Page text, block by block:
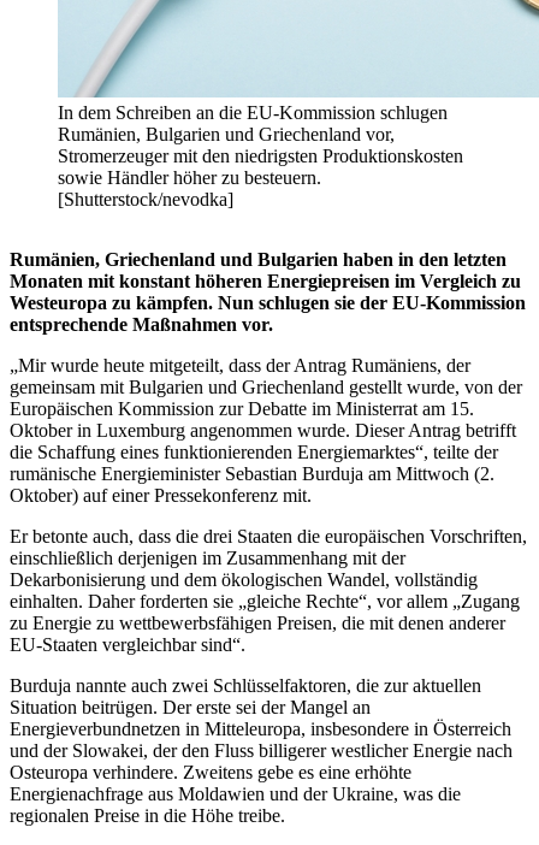
In dem Schreiben an die EU-Kommission schlugen
Rumänien, Bulgarien und Griechenland vor,
Stromerzeuger mit den niedrigsten Produktionskosten
sowie Händler höher zu besteuern.
[Shutterstock/nevodka]
Rumänien, Griechenland und Bulgarien haben in den letzten
Monaten mit konstant höheren Energiepreisen im Vergleich zu
Westeuropa zu kämpfen. Nun schlugen sie der EU-Kommission
entsprechende Maßnahmen vor.
„Mir wurde heute mitgeteilt, dass der Antrag Rumäniens, der
gemeinsam mit Bulgarien und Griechenland gestellt wurde, von der
Europäischen Kommission zur Debatte im Ministerrat am 15.
Oktober in Luxemburg angenommen wurde. Dieser Antrag betrifft
die Schaffung eines funktionierenden Energiemarktes“, teilte der
rumänische Energieminister Sebastian Burduja am Mittwoch (2.
Oktober) auf einer Pressekonferenz mit.
Er betonte auch, dass die drei Staaten die europäischen Vorschriften,
einschließlich derjenigen im Zusammenhang mit der
Dekarbonisierung und dem ökologischen Wandel, vollständig
einhalten. Daher forderten sie „gleiche Rechte“, vor allem „Zugang
zu Energie zu wettbewerbsfähigen Preisen, die mit denen anderer
EU-Staaten vergleichbar sind“.
Burduja nannte auch zwei Schlüsselfaktoren, die zur aktuellen
Situation beitrügen. Der erste sei der Mangel an
Energieverbundnetzen in Mitteleuropa, insbesondere in Österreich
und der Slowakei, der den Fluss billigerer westlicher Energie nach
Osteuropa verhindere. Zweitens gebe es eine erhöhte
Energienachfrage aus Moldawien und der Ukraine, was die
regionalen Preise in die Höhe treibe.